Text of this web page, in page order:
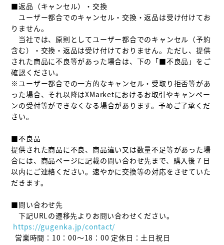
■返品（キャンセル）・交換
ユーザー都合でのキャンセル・交換・返品は受け付けてお
りません。
当社では、原則としてユーザー都合でのキャンセル（予約
含む）・交換・返品は受け付けておりません。ただし、提供
された商品に不良等があった場合は、下の「■不良品」をご
確認ください。
※ユーザー都合での一方的なキャンセル・受取り拒否等があ
った場合、それ以降はXMarketにおけるお取引やキャンペー
ンの受付等ができなくなる場合があります。予めご了承くだ
さい。
■不良品
提供された商品に不良、商品違い又は数量不足等があった場
合には、商品ページに記載の問い合わせ先まで、購入後７日
以内にご連絡ください。速やかに交換等の対応をさせていた
だきます。
■問い合わせ先
https://gugenka.jp/contact/